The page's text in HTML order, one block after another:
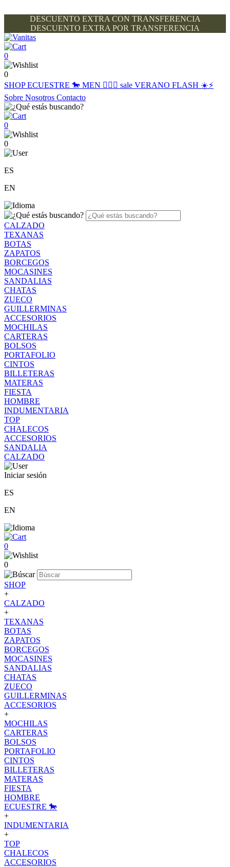
DESCUENTO EXTRA CON TRANSFERENCIA
DESCUENTO EXTRA POR TRANSFERENCIA
0
0
SHOPECUESTRE 🐎 MEN 🙋🏽‍♂️ sale VERANO FLASH ☀️⚡️
Sobre Nosotros Contacto
0
0
ES
EN
CALZADO
TEXANAS
BOTAS
ZAPATOS
BORCEGOS
MOCASINES
SANDALIAS
CHATAS
ZUECO
GUILLERMINAS
ACCESORIOS
MOCHILAS
CARTERAS
BOLSOS
PORTAFOLIO
CINTOS
BILLETERAS
MATERAS
FIESTA
HOMBRE
INDUMENTARIA
TOP
CHALECOS
ACCESORIOS
SANDALIA
CALZADO
Iniciar sesión
ES
EN
0
0
SHOP
+
CALZADO
+
TEXANAS
BOTAS
ZAPATOS
BORCEGOS
MOCASINES
SANDALIAS
CHATAS
ZUECO
GUILLERMINAS
ACCESORIOS
+
MOCHILAS
CARTERAS
BOLSOS
PORTAFOLIO
CINTOS
BILLETERAS
MATERAS
FIESTA
HOMBRE
ECUESTRE 🐎
+
INDUMENTARIA
+
TOP
CHALECOS
ACCESORIOS